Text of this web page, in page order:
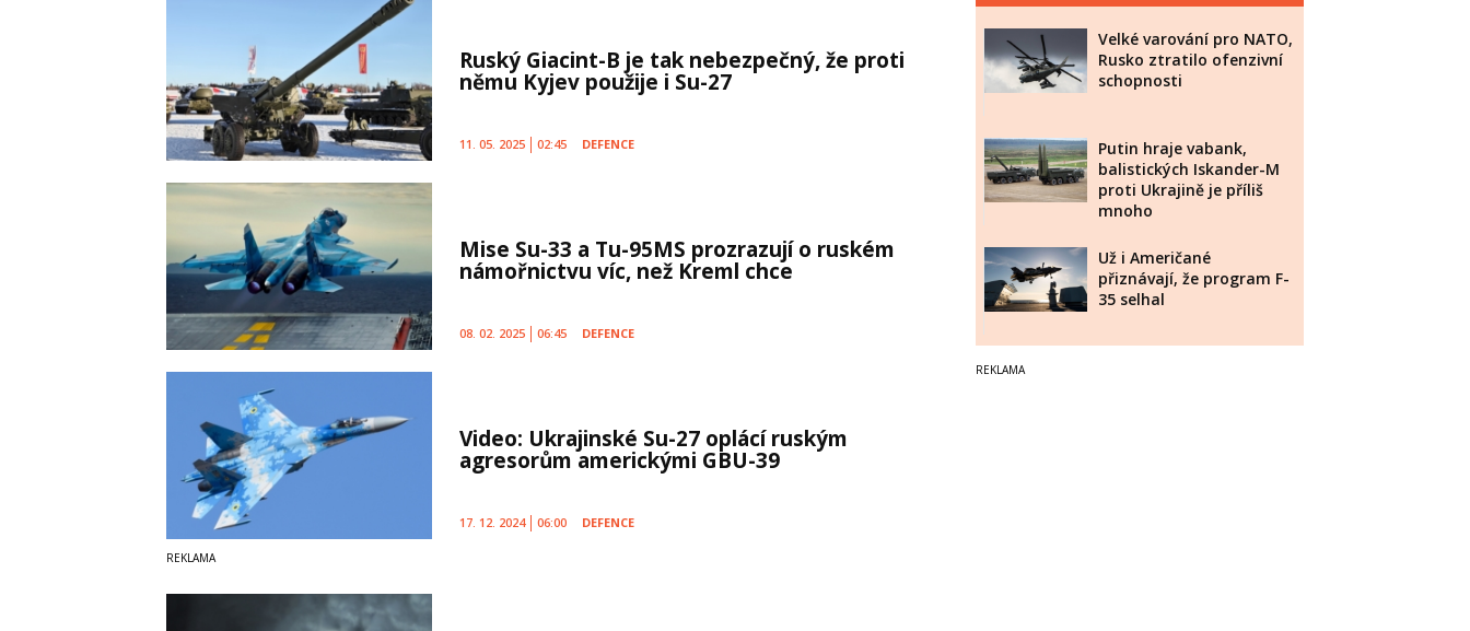
Ruský Giacint-B je tak nebezpečný, že proti
němu Kyjev použije i Su-27
11. 05. 2025 02:45 DEFENCE
Mise Su-33 a Tu-95MS prozrazují o ruském
námořnictvu víc, než Kreml chce
08. 02. 2025 06:45 DEFENCE
Video: Ukrajinské Su-27 oplácí ruským
agresorům americkými GBU-39
17. 12. 2024 06:00 DEFENCE
Velké varování pro NATO,
Rusko ztratilo ofenzivní
schopnosti
Putin hraje vabank,
balistických Iskander-M
proti Ukrajině je příliš
mnoho
Už i Američané
přiznávají, že program F-
35 selhal